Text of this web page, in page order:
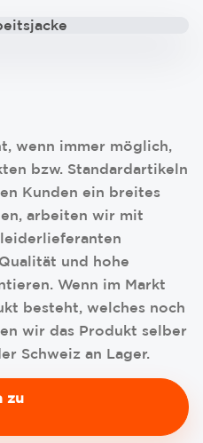
wenn immer möglich,
bzw. Standardartikeln
Kunden ein breites
arbeiten wir mit
und hohe
Wenn im Markt
besteht, welches noch
wir das Produkt selber
Schweiz an Lager.
zu